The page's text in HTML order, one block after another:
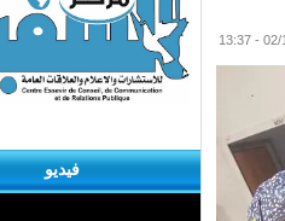
فيديو